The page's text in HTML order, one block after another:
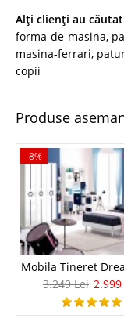
Alţi clienţi au
forma-de-masina,
masina-ferrari,
copii
Produse
-8%
Mobila Tineret
3.249 Lei 2.999